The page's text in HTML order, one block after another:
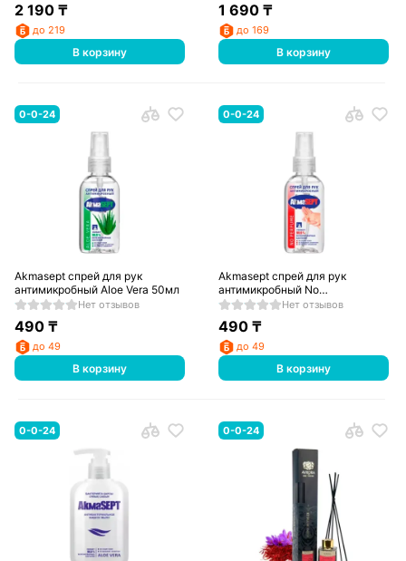
2 190₸
до 219
В корзину
1 690 ₸
до 169
В корзину
0-0-24
Akmasept спрей для рук
антимикробный Aloe Vera 50мл
Нет отзывов
490₸
до 49
В корзину
0-0-24
Akmasept спрей для рук
антимикробный No
Perfume50млНет отзывов
490 ₸
до 49
В корзину
0-0-24 0-0-24